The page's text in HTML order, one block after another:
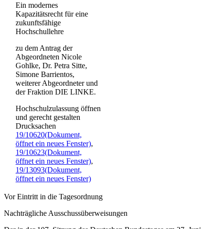
Ein modernes
Kapazitätsrecht für eine
zukunftsfähige
Hochschullehre
zu dem Antrag der
Abgeordneten Nicole
Gohlke, Dr. Petra Sitte,
Simone Barrientos,
weiterer Abgeordneter und
der Fraktion DIE LINKE.
Hochschulzulassung öffnen
und gerecht gestalten
Drucksachen
19/10620(Dokument,
öffnet ein neues Fenster),
19/10623(Dokument,
öffnet ein neues Fenster),
19/13093(Dokument,
öffnet ein neues Fenster)
Vor Eintritt in die Tagesordnung
Nachträgliche Ausschussüberweisungen